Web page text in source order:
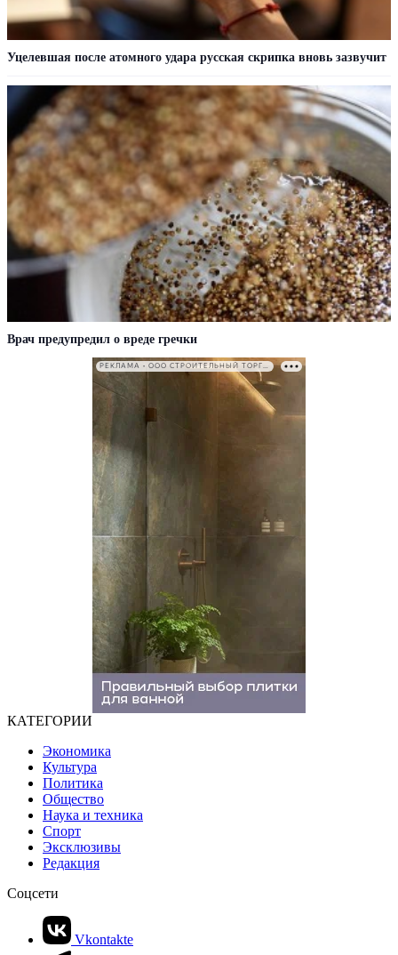
Уцелевшая после атомного удара русская скрипка вновь зазвучит
Врач предупредил о вреде гречки
РЕКЛАМА • ООО СТРОИТЕЛЬНЫЙ ТОРГОВЫЙ ДОМ «ПЕТРОВИЧ». ИНН: 7802348846
КАТЕГОРИИ
Экономика
Культура
Политика
Общество
Наука и техника
Спорт
Эксклюзивы
Редакция
Соцсети
Vkontakte